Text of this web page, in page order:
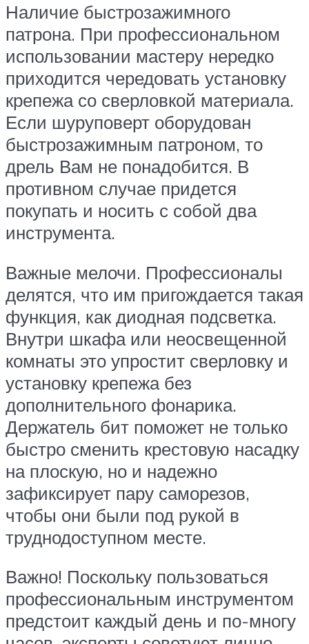
Наличие быстрозажимного
патрона. При профессиональном
использовании мастеру нередко
приходится чередовать установку
крепежа со сверловкой материала.
Если шуруповерт оборудован
быстрозажимным патроном, то
дрель Вам не понадобится. В
противном случае придется
покупать и носить с собой два
инструмента.
Важные мелочи. Профессионалы
делятся, что им пригождается такая
функция, как диодная подсветка.
Внутри шкафа или неосвещенной
комнаты это упростит сверловку и
установку крепежа без
дополнительного фонарика.
Держатель бит поможет не только
быстро сменить крестовую насадку
на плоскую, но и надежно
зафиксирует пару саморезов,
чтобы они были под рукой в
труднодоступном месте.
Важно! Поскольку пользоваться
профессиональным инструментом
предстоит каждый день и по-многу